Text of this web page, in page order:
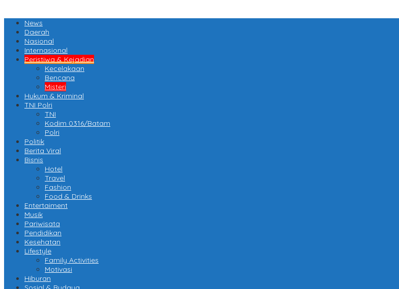
News
Daerah
Nasional
Internasional
Peristiwa & Kejadian
Kecelakaan
Bencana
Misteri
Hukum & Kriminal
TNI Polri
TNI
Kodim 0316/Batam
Polri
Politik
Berita Viral
Bisnis
Hotel
Travel
Fashion
Food & Drinks
Entertaiment
Musik
Pariwisata
Pendidikan
Kesehatan
Lifestyle
Family Activities
Motivasi
Hiburan